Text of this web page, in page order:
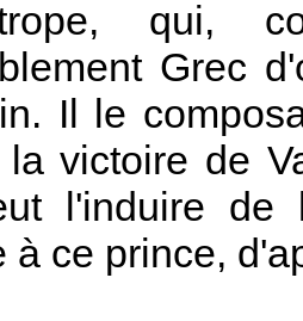
qui,
Grec
Il le
la victoire de
l'induire
à ce prince,